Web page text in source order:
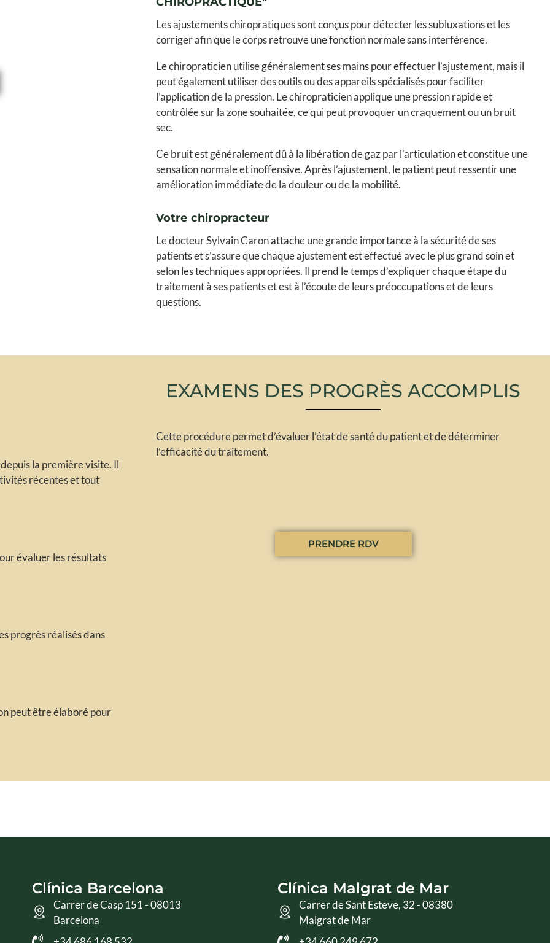
Les ajustements chiropratiques sont conçus pour détecter les subluxations et les
corriger afin que le corps retrouve une fonction normale sans interférence.
Le chiropraticien utilise généralement ses mains pour effectuer l’ajustement, mais il
peut également utiliser des outils ou des appareils spécialisés pour faciliter
l’application de la pression. Le chiropraticien applique une pression rapide et
contrôlée sur la zone souhaitée, ce qui peut provoquer un craquement ou un bruit
sec.
Ce bruit est généralement dû à la libération de gaz par l’articulation et constitue une
sensation normale et inoffensive. Après l’ajustement, le patient peut ressentir une
amélioration immédiate de la douleur ou de la mobilité.
Votre chiropracteur
Le docteur Sylvain Caron attache une grande importance à la sécurité de ses
patients et s’assure que chaque ajustement est effectué avec le plus grand soin et
selon les techniques appropriées. Il prend le temps d’expliquer chaque étape du
traitement à ses patients et est à l’écoute de leurs préoccupations et de leurs
questions.
la première visite. Il
récentes et tout
évaluer les résultats
progrès réalisés dans
peut être élaboré pour
EXAMENS DES PROGRÈS ACCOMPLIS
Cette procédure permet d’évaluer l’état de santé du patient et de déterminer
l’efficacité du traitement.
PRENDRE RDV
Clínica Barcelona
Carrer de Casp 151 - 08013
Barcelona
Clínica Malgrat de Mar
Carrer de Sant Esteve, 32 - 08380
Malgrat de Mar